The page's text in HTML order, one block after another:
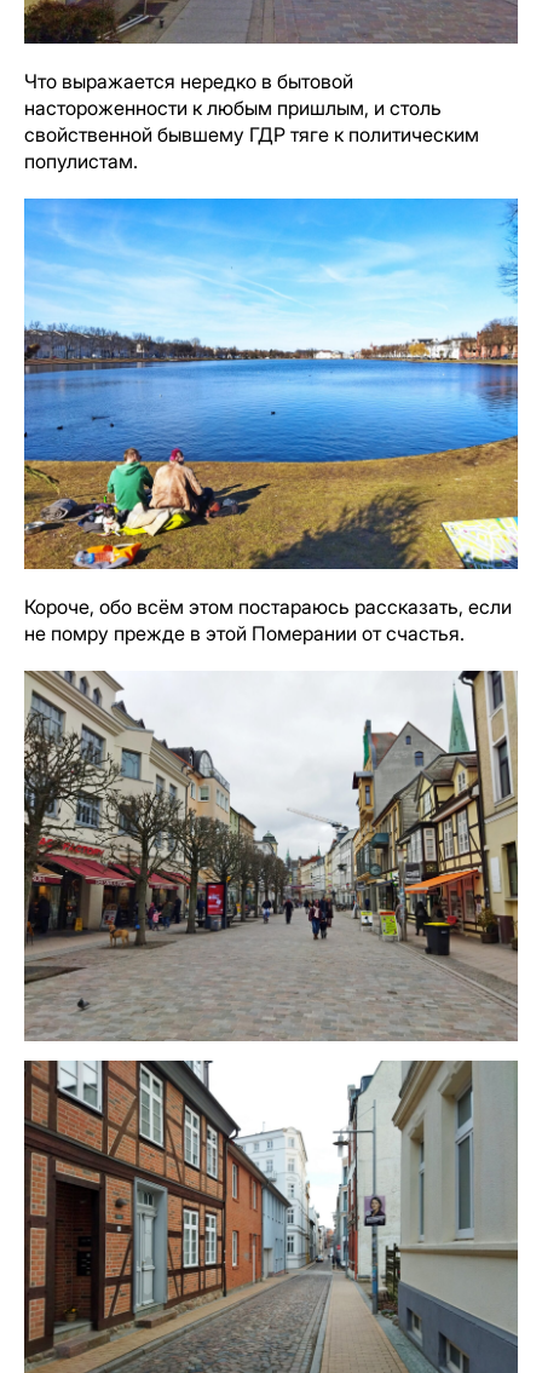
Что выражается нередко в бытовой
настороженности к любым пришлым, и столь
свойственной бывшему ГДР тяге к политическим
популистам.
Короче, обо всём этом постараюсь рассказать, если
не помру прежде в этой Померании от счастья.